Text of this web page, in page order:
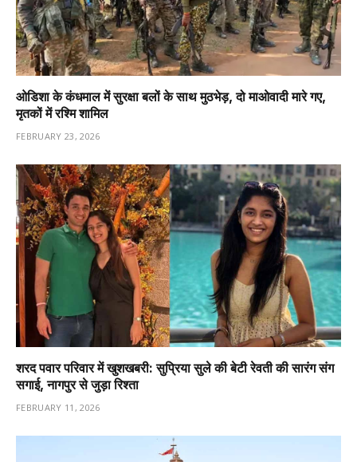
ओडिशा के कंधमाल में सुरक्षा बलों के साथ मुठभेड़, दो माओवादी मारे गए,
मृतकों में रश्मि शामिल
FEBRUARY 23, 2026
शरद पवार परिवार में खुशखबरी: सुप्रिया सुले की बेटी रेवती की सारंग संग
सगाई, नागपुर से जुड़ा रिश्ता
FEBRUARY 11, 2026